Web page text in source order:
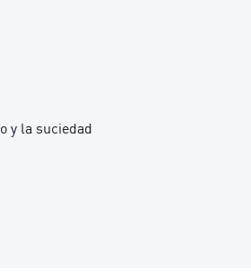
y la suciedad